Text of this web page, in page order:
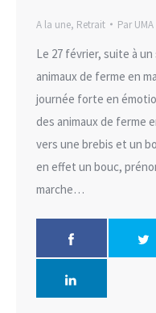
A la une, Retrait Par UMA
Le 27 février, suite à
animaux de ferme en
journée forte en
des animaux de ferme
vers une brebis et un
en effet un bouc,
marche…